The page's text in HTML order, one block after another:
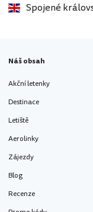
Spojené
Náš obsah
Akční letenky
Destinace
Letiště
Aerolinky
Zájezdy
Blog
Recenze